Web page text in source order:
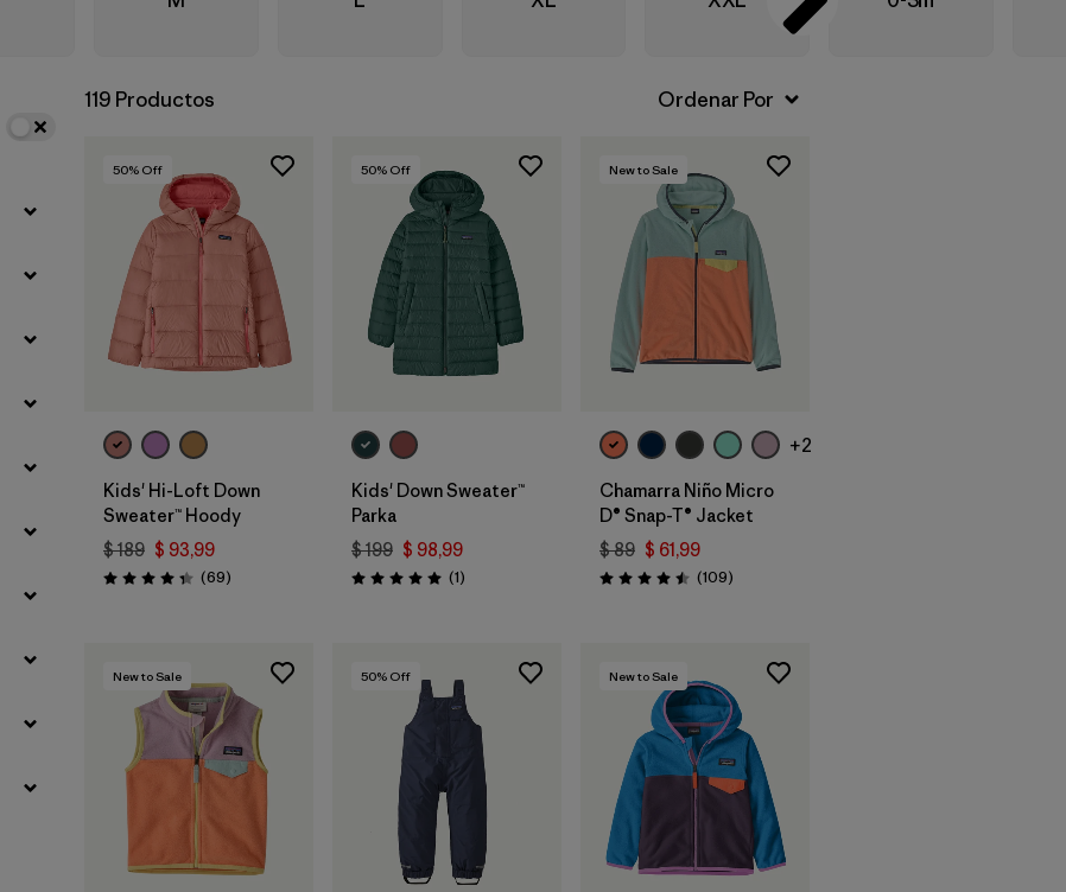
Filtrar por
Adaptar
Warmth Index
119 Productos
50% Off
Kids' Hi-Loft Down
Sweater™ Hoody
$ 189 $ 93,99
Valoración: 4.3 / 5
(69Comentarios
)
50% Off
Kids' Down Sweater™
Parka
$ 199 $ 98,99
Valoración: 5.0 / 5
(1Comentarios
)
New to Sale
+2
Chamarra Niño Micro
D® Snap-T® Jacket
$ 89 $ 61,99
Valoración: 4.5 / 5
(109Comentarios
)
New to Sale 50% Off New to Sale